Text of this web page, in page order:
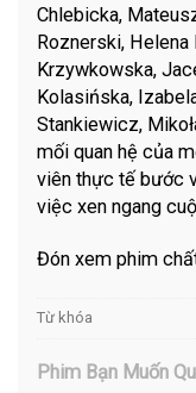
Chlebicka,
Roznerski,
Krzywkowska,
Kolasińska,
Stankiewicz,
mối quan hệ của
viên thực tế bước
việc xen ngang
Đón xem phim
Từ khóa
Phim Bạn Muốn